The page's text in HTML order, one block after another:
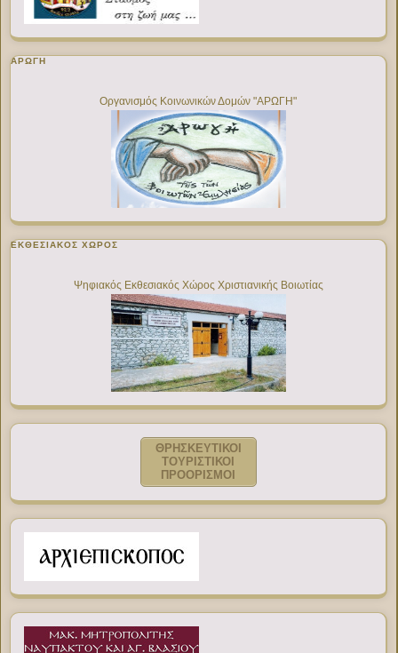
ΑΡΩΓΗ
Οργανισμός Κοινωνικών Δομών "ΑΡΩΓΗ"
ΕΚΘΕΣΙΑΚΌΣ ΧΏΡΟΣ
Ψηφιακός Εκθεσιακός Χώρος Χριστιανικής Βοιωτίας
ΘΡΗΣΚΕΥΤΙΚΟΙ
ΤΟΥΡΙΣΤΙΚΟΙ
ΠΡΟΟΡΙΣΜΟΙ